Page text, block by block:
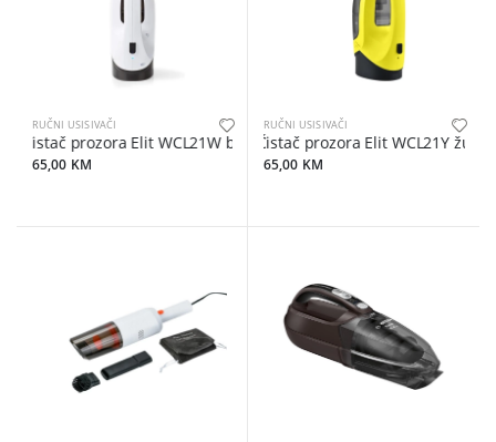
RUČNI USISIVAČI
Čistač prozora Elit WCL21W bijeli
65,00 KM
RUČNI USISIVAČI
Čistač prozora Elit WCL21Y žuti
65,00 KM